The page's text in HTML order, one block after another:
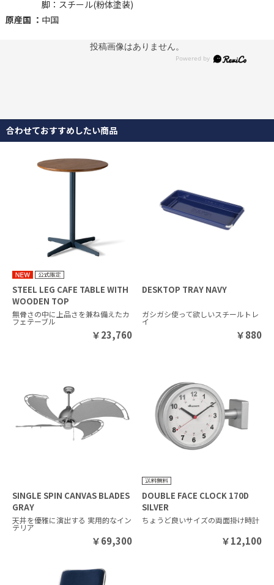
時間と共に深まる表情
わいに。経年変化を愉しめるシェルフとして、暮らしに長く寄り添
います。
脚：スチール(粉体塗装)
原産国 ： 中国
投稿画像はありません。
合わせておすすめしたい商品
STEEL LEG CAFE TABLE WITH
WOODEN TOP
無骨さの中に上品さを兼ね備えたカ
フェテーブル
￥23,760
DESKTOP TRAY NAVY
ガシガシ使って欲しいスチールトレ
イ
￥880
SINGLE SPIN CANVAS BLADES
GRAY
天井を優雅に演出する 実用的なイン
テリア
￥69,300
DOUBLE FACE CLOCK 170D
SILVER
ちょうど良いサイズの両面掛け時計
￥12,100